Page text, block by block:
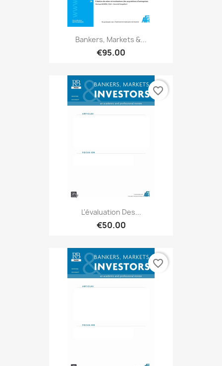
Bankers, Markets &...
€95.00
L'évaluation Des...
€50.00
favorite_border
favorite_border